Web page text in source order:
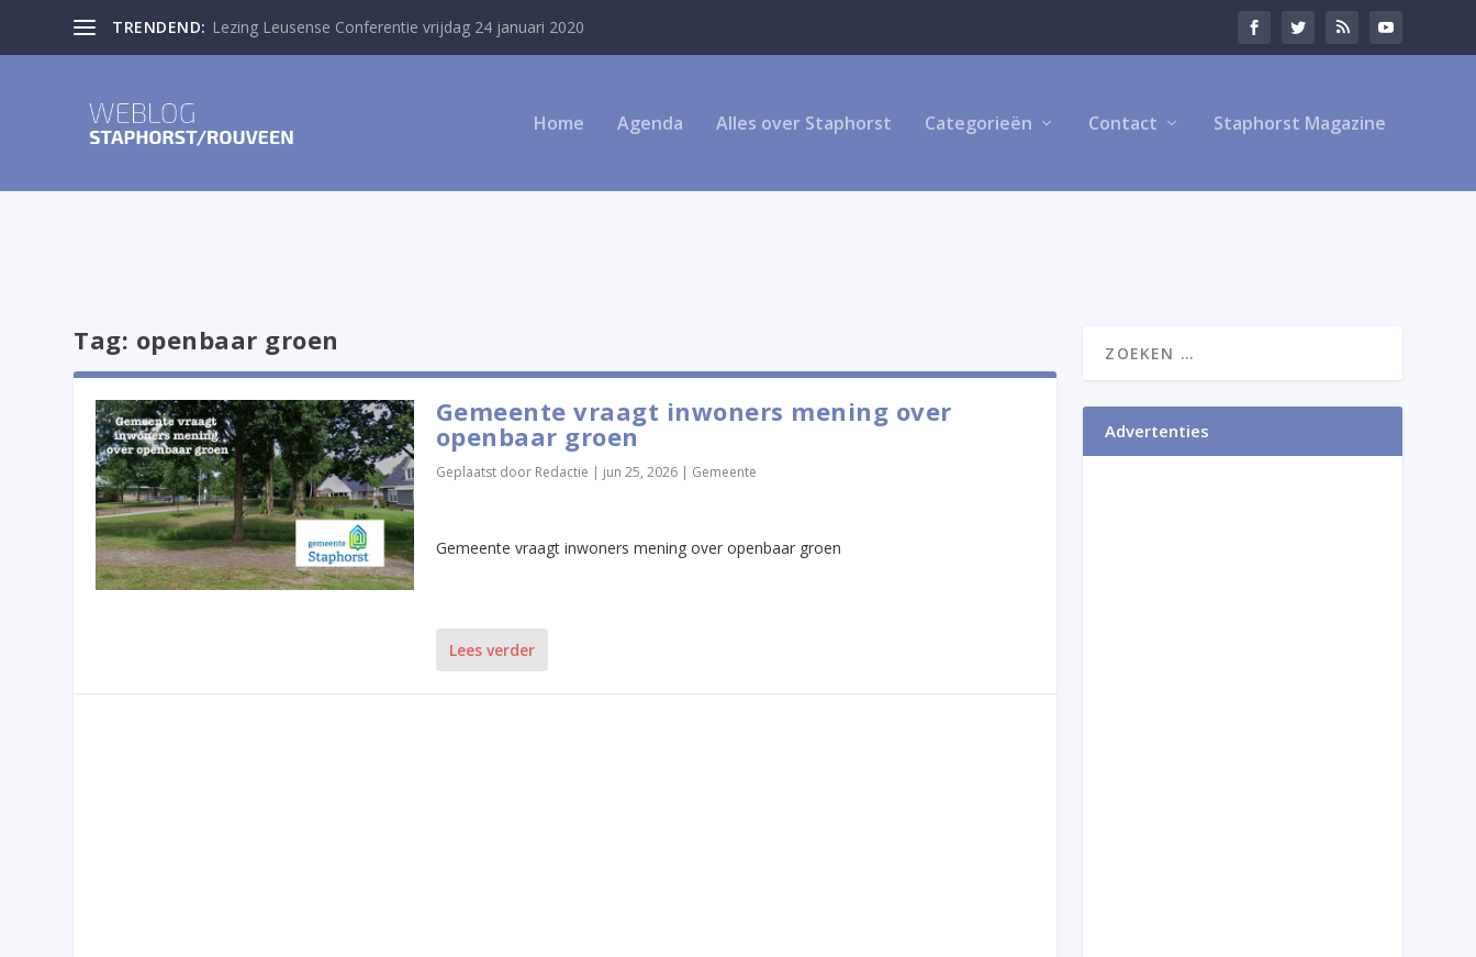
TRENDEND: Lezing Leusense Conferentie vrijdag 24 januari 2020
Home Agenda Alles over Staphorst Categorieën Contact Staphorst Magazine
Tag: openbaar groen
Gemeente vraagt inwoners mening over
openbaar groen
Geplaatst door Redactie | jun 25, 2026| Gemeente
Gemeente vraagt inwoners mening over openbaar groen
Lees verder
Advertenties